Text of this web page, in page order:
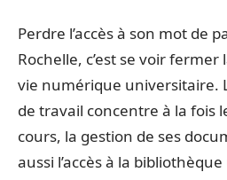
Perdre l’accès à son mot de
Rochelle, c’est se voir
vie numérique universitaire.
de travail concentre à la fois
cours, la gestion de ses
aussi l’accès à la